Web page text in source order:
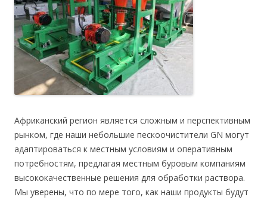
Африканский регион является сложным и перспективным
рынком, где наши небольшие пескоочистители GN могут
адаптироваться к местным условиям и оперативным
потребностям, предлагая местным буровым компаниям
высококачественные решения для обработки раствора.
Мы уверены, что по мере того, как наши продукты будут